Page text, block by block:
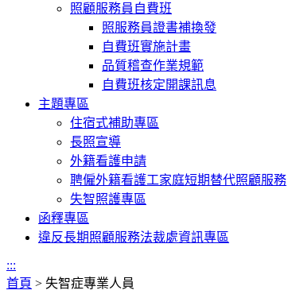
照顧服務員自費班
照服務員證書補換發
自費班實施計畫
品質稽查作業規範
自費班核定開課訊息
主題專區
住宿式補助專區
長照宣導
外籍看護申請
聘僱外籍看護工家庭短期替代照顧服務
失智照護專區
函釋專區
違反長期照顧服務法裁處資訊專區
:::
首頁 > 失智症專業人員